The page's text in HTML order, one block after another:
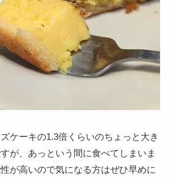
ケーキの1.3倍くらいのちょっと大き
が、あっという間に食べてしまいま
が高いので気になる方はぜひ早めに